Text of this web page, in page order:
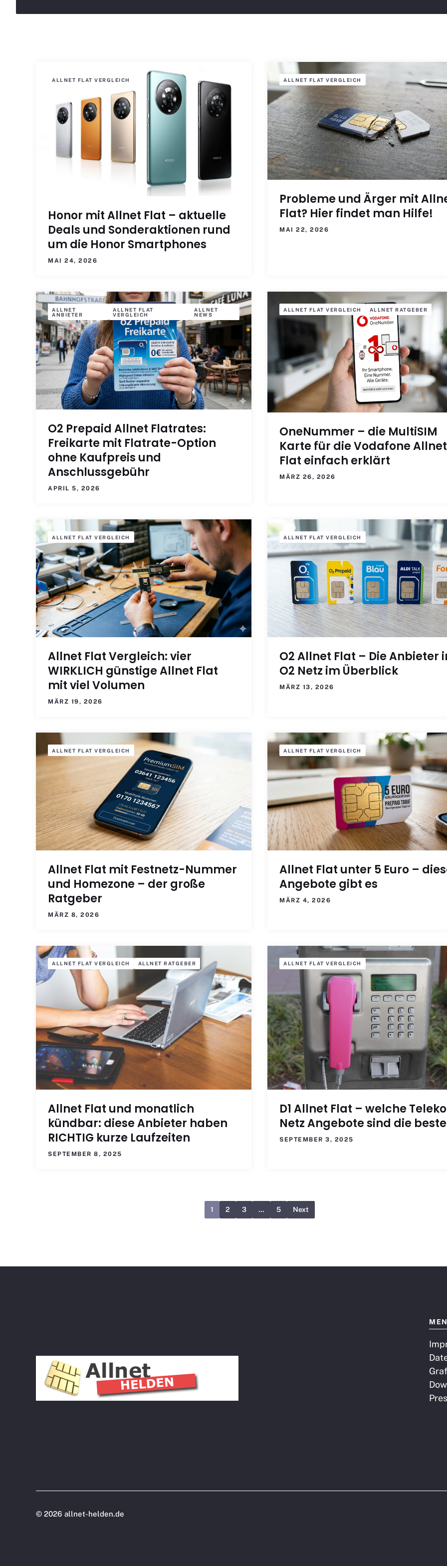
ALLNET FLAT VERGLEICH
Honor mit Allnet Flat – aktuelle
Deals und Sonderaktionen rund
um die Honor Smartphones
MAI 24, 2026
ALLNET FLAT VERGLEICH
Probleme und Ärger mit
Flat? Hier findet man Hilfe!
MAI 22, 2026
ALLNET
ANBIETER
ALLNET FLAT
VERGLEICH
ALLNET
NEWS
O2 Prepaid Allnet Flatrates:
Freikarte mit Flatrate-Option
ohne Kaufpreis und
Anschlussgebühr
APRIL 5, 2026
ALLNET FLAT VERGLEICH ALLNET RATGEBER
OneNummer – die MultiSIM
Karte für die Vodafone Allnet
Flat einfach erklärt
MÄRZ 26, 2026
ALLNET FLAT VERGLEICH
Allnet Flat Vergleich: vier
WIRKLICH günstige Allnet Flat
mit viel Volumen
MÄRZ 19, 2026
ALLNET FLAT VERGLEICH
O2 Allnet Flat – Die Anbieter
O2 Netz im Überblick
MÄRZ 13, 2026
ALLNET FLAT VERGLEICH
Allnet Flat mit Festnetz-Nummer
und Homezone – der große
Ratgeber
MÄRZ 8, 2026
ALLNET FLAT VERGLEICH
Allnet Flat unter 5 Euro –
Angebote gibt es
MÄRZ 4, 2026
ALLNET FLAT VERGLEICH ALLNET RATGEBER
Allnet Flat und monatlich
kündbar: diese Anbieter haben
RICHTIG kurze Laufzeiten
SEPTEMBER 8, 2025
ALLNET FLAT VERGLEICH
D1 Allnet Flat – welche
Netz Angebote sind die
SEPTEMBER 3, 2025
1 2 3 … 5 Next
© 2026 allnet-helden.de